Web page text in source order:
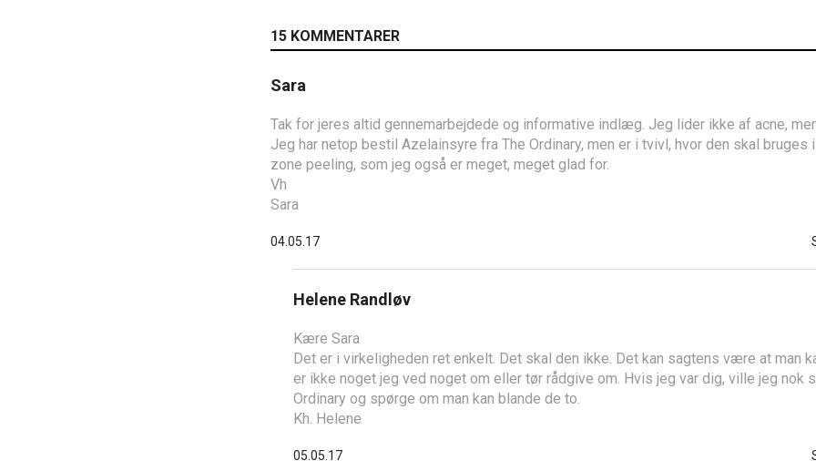
15 KOMMENTARER
Sara
Tak for jeres altid gennemarbejdede og informative indlæg. Jeg lider ikke af acne,
Jeg har netop bestil Azelainsyre fra The Ordinary, men er i tvivl, hvor den skal bruges
zone peeling, som jeg også er meget, meget glad for.
Vh
Sara
04.05.17
Helene Randløv
Kære Sara
Det er i virkeligheden ret enkelt. Det skal den ikke. Det kan sagtens være at man
er ikke noget jeg ved noget om eller tør rådgive om. Hvis jeg var dig, ville jeg nok
Ordinary og spørge om man kan blande de to.
Kh. Helene
05.05.17